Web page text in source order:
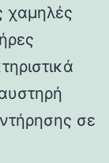
χαμηλές
σε